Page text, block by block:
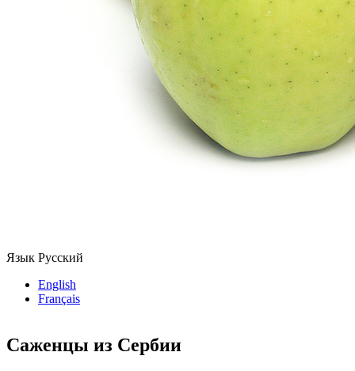
Язык Русский
English
Français
Саженцы из Сербии